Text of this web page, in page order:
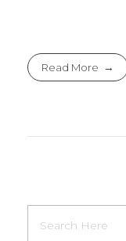
Read More